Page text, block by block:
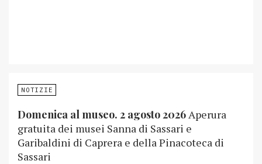
NOTIZIE
Domenica al museo. 2 agosto 2026Aperura
gratuita dei musei Sanna di Sassari e
Garibaldini di Caprera e della Pinacoteca di
Sassari